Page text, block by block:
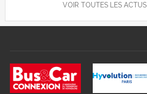
VOIR TOUTES LES ACTUS